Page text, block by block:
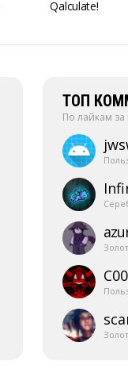
Qalculate!
ТОП
По лайкам